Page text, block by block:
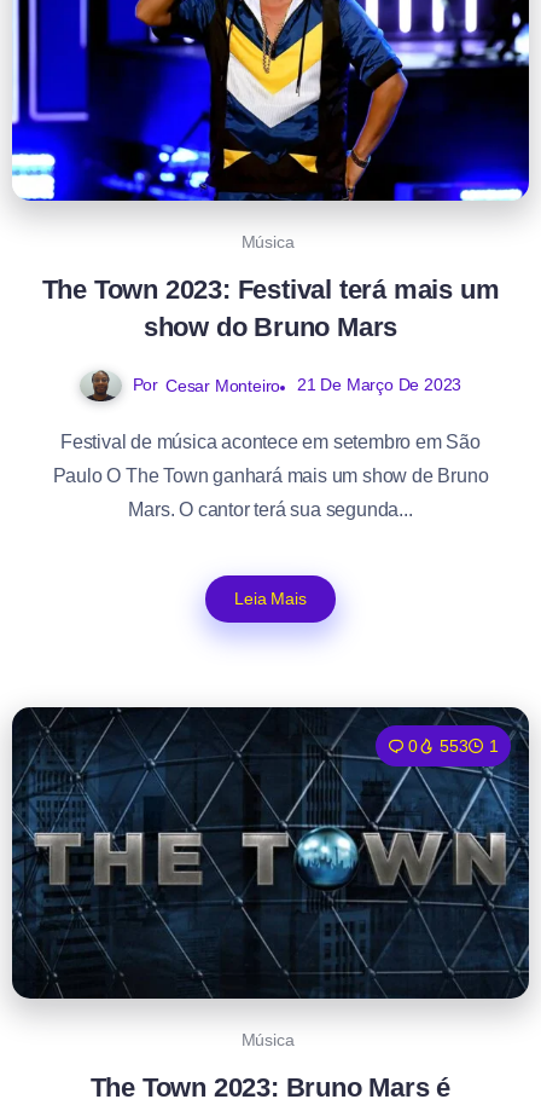
Música
The Town 2023: Festival terá mais um
show do Bruno Mars
Por Cesar Monteiro 21 De Março De 2023
Festival de música acontece em setembro em São
Paulo O The Town ganhará mais um show de Bruno
Mars. O cantor terá sua segunda...
Leia Mais
0 553 1
Música
The Town 2023: Bruno Mars é